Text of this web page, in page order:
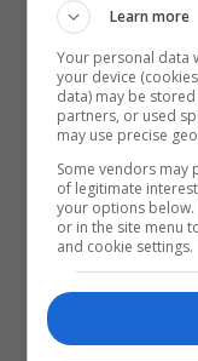
Learn more
Your personal data
your device
data) may be
partners, or used
may use precise
Some vendors may
of legitimate
your options
or in the site menu
and cookie settings.